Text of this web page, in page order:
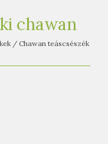
chawan
/ Chawan teáscsészék